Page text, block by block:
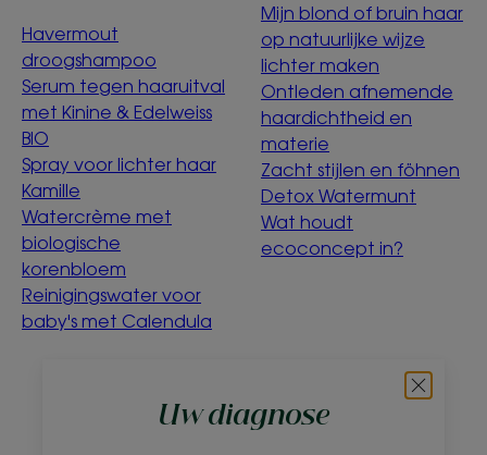
Uw diagnose
Havermout
droogshampoo
Serum tegen haaruitval
met Kinine & Edelweiss
BIO
Spray voor lichter haar
Kamille
Watercrème met
biologische
korenbloem
Reinigingswater voor
baby's met Calendula
Mijn blond of bruin haar
op natuurlijke wijze
lichter maken
Ontleden afnemende
haardichtheid en
materie
Zacht stijlen en föhnen
Detox Watermunt
Wat houdt
ecoconcept in?
Veelgestelde vragenContact